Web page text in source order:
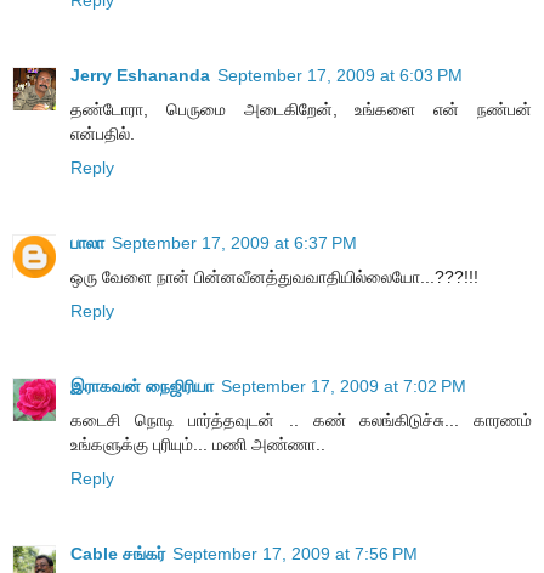
Jerry Eshananda September 17, 2009 at 6:03 PM
தண்டோரா, பெருமை அடைகிறேன், உங்களை என் நண்பன்
என்பதில்.
Reply
பாலா September 17, 2009 at 6:37 PM
ஒரு வேளை நான் பின்னவீனத்துவவாதியில்லையோ...???!!!
Reply
இராகவன் நைஜிரியா September 17, 2009 at 7:02 PM
கடைசி நொடி பார்த்தவுடன் .. கண் கலங்கிடுச்சு... காரணம்
உங்களுக்கு புரியும்... மணி அண்ணா..
Reply
Cable சங்கர் September 17, 2009 at 7:56 PM